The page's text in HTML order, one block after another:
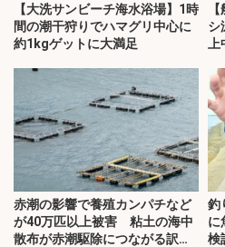
【大洗サンビーチ海水浴場】1時
間の潮干狩りでハマグリ中心に
約1kgゲットに大満足
シ
赤潮の影響で養殖カンパチなど
が40万匹以上被害 粘土の海中
散布が赤潮駆除につながる訳と
釣
に
検